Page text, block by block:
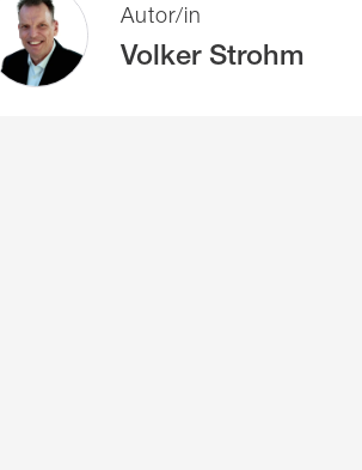
Autor/in
Volker Strohm